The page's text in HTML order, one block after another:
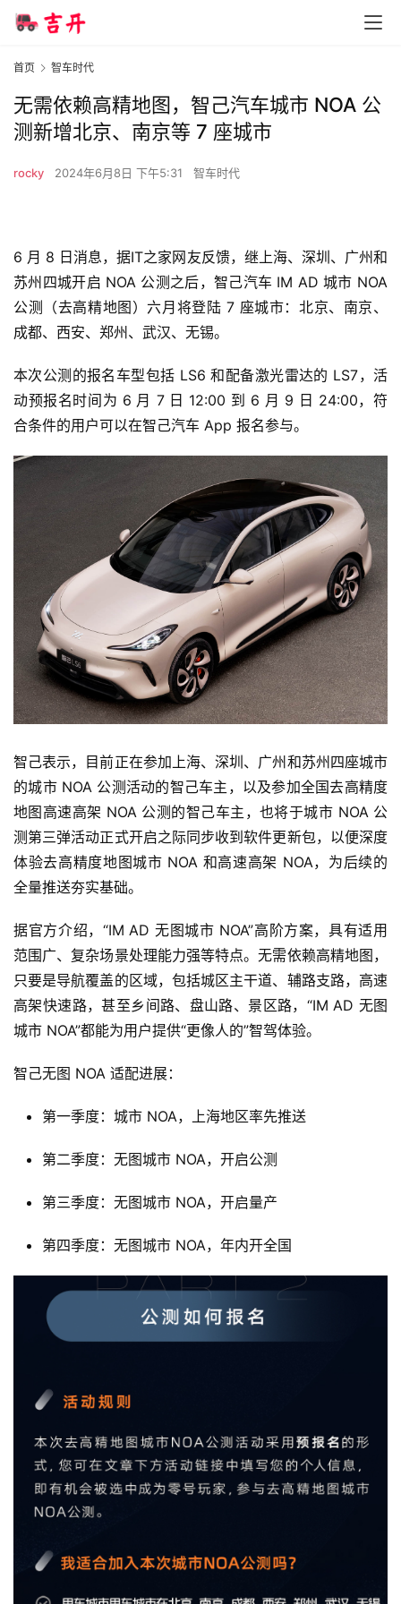
页
车
代
首页 智车时代
无需依赖高精地图，智己汽车城市 NOA 公
测新增北京、南京等 7 座城市
rocky 2024年6月8日 下午5:31 智车时代
6 月 8 日消息，据IT之家网友反馈，继上海、深圳、广州和
苏州四城开启 NOA 公测之后，智己汽车 IM AD 城市 NOA
公测（去高精地图）六月将登陆 7 座城市：北京、南京、
成都、西安、郑州、武汉、无锡。
本次公测的报名车型包括 LS6 和配备激光雷达的 LS7，活
动预报名时间为 6 月 7 日 12:00 到 6 月 9 日 24:00，符
合条件的用户可以在智己汽车 App 报名参与。
智己表示，目前正在参加上海、深圳、广州和苏州四座城市
的城市 NOA 公测活动的智己车主，以及参加全国去高精度
地图高速高架 NOA 公测的智己车主， 也将于城市 NOA 公
测第三弹活动正式开启之际同步收到软件更新包，以便深度
体验去高精度地图城市 NOA 和高速高架 NOA，为后续的
全量推送夯实基础。
据官方介绍，“IM AD 无图城市 NOA”高阶方案，具有适用
范围广、复杂场景处理能力强等特点。无需依赖高精地图，
只要是导航覆盖的区域， 包括城区主干道、辅路支路，高速
高架快速路，甚至乡间路、盘山路、景区路，“IM AD 无图
城市 NOA”都能为用户提供“更像人的”智驾体验。
智己无图 NOA 适配进展：
第一季度：城市 NOA，上海地区率先推送
第二季度：无图城市 NOA，开启公测
第三季度：无图城市 NOA，开启量产
第四季度：无图城市 NOA，年内开全国